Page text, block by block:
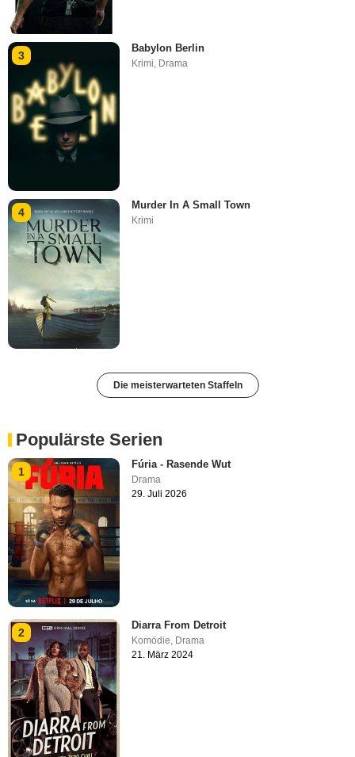
3
Babylon Berlin
Krimi, Drama
4
Murder In A Small Town
Krimi
Die meisterwarteten Staffeln
Populärste Serien
1
Fúria - Rasende Wut
Drama
29. Juli 2026
2
Diarra From Detroit
Komödie, Drama
21. März 2024